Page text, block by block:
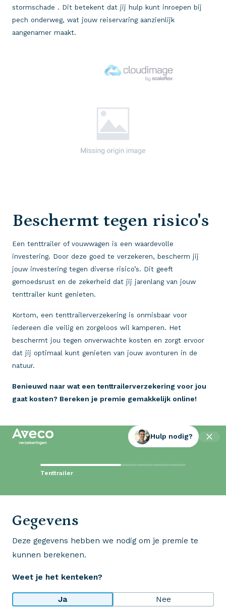
stormschade . Dit betekent dat jij hulp kunt inroepen bij
pech onderweg, wat jouw reiservaring aanzienlijk
aangenamer maakt.
Beschermt tegen risico's
Een tenttrailer of vouwwagen is een waardevolle
investering. Door deze goed te verzekeren, bescherm jij
jouw investering tegen diverse risico’s. Dit geeft
gemoedsrust en de zekerheid dat jij jarenlang van jouw
tenttrailer kunt genieten.
Kortom, een tenttrailerverzekering is onmisbaar voor
iedereen die veilig en zorgeloos wil kamperen. Het
beschermt jou tegen onverwachte kosten en zorgt ervoor
dat jij optimaal kunt genieten van jouw avonturen in de
natuur.
Benieuwd naar wat een tenttrailerverzekering voor jou
gaat kosten? Bereken je premie gemakkelijk online!
Tenttrailer
Hulp nodig?
Gegevens
Deze gegevens hebben we nodig om je premie te
kunnen berekenen.
Weet je het kenteken?
Ja Nee
Contact met Aveco?
Wij staan voor je klaar!
Wij krijgen een 8,5!
Op basis van ruim 3.000 reviews
Bekijk wat anderen over ons zeggen